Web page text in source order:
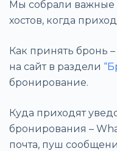
Мы собрали важные
хостов, когда
Как принять бронь
на сайт в раздели
бронирование.
Куда приходят
бронирования –
почта, пуш